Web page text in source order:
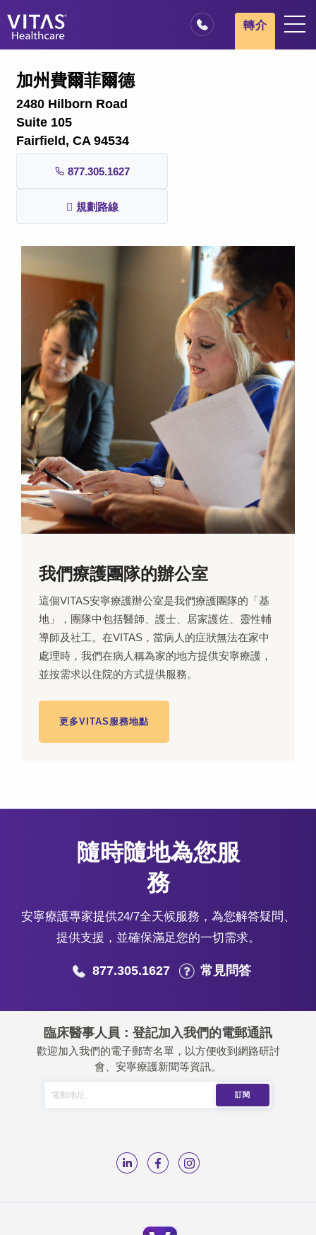
安寧療護基本概述
醫療服務專業人員
家庭與照顧者
轉介
加州費爾菲爾德
2480 Hilborn Road
Suite 105
Fairfield, CA 94534
877.305.1627
規劃路線
我們療護團隊的辦公室
這個VITAS安寧療護辦公室是我們療護團隊的「基
地」，團隊中包括醫師、護士、居家護佐、靈性輔
導師及社工。在VITAS，當病人的症狀無法在家中
處理時，我們在病人稱為家的地方提供安寧療護，
並按需求以住院的方式提供服務。
更多VITAS服務地點
隨時隨地為您服
務
安寧療護專家提供24/7全天候服務，為您解答疑問、
提供支援，並確保滿足您的一切需求。
877.305.1627 常見問答
臨床醫事人員：登記加入我們的電郵通訊
歡迎加入我們的電子郵寄名單，以方便收到網路研討
會、安寧療護新聞等資訊。